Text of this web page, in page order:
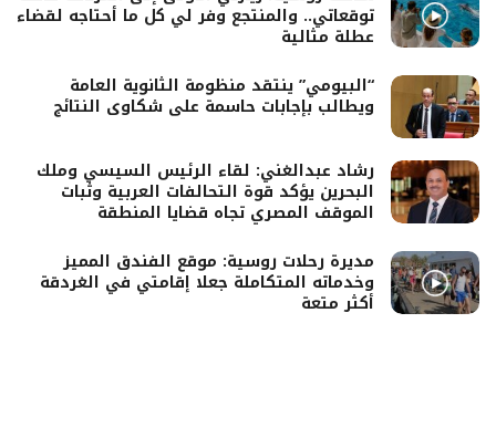
توقعاتي.. والمنتجع وفر لي كل ما أحتاجه لقضاء
عطلة مثالية
“البيومي” ينتقد منظومة الثانوية العامة
ويطالب بإجابات حاسمة على شكاوى النتائج
رشاد عبدالغني: لقاء الرئيس السيسي وملك
البحرين يؤكد قوة التحالفات العربية وثبات
الموقف المصري تجاه قضايا المنطقة
مديرة رحلات روسية: موقع الفندق المميز
وخدماته المتكاملة جعلا إقامتي في الغردقة
أكثر متعة